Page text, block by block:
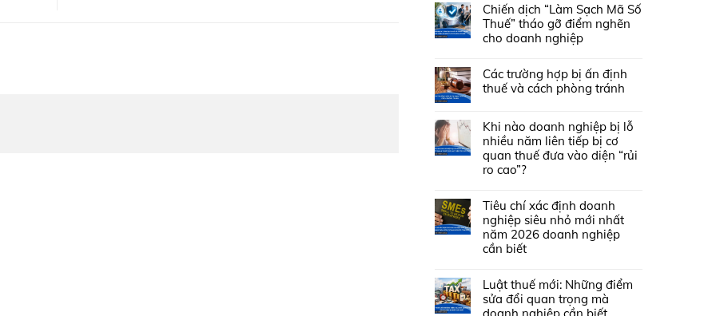
Chiến dịch “Làm Sạch Mã Số
Thuế” tháo gỡ điểm nghẽn
cho doanh nghiệp
Các trường hợp bị ấn định
thuế và cách phòng tránh
Khi nào doanh nghiệp bị lỗ
nhiều năm liên tiếp bị cơ
quan thuế đưa vào diện “rủi
ro cao”?
Tiêu chí xác định doanh
nghiệp siêu nhỏ mới nhất
năm 2026 doanh nghiệp
cần biết
Luật thuế mới: Những điểm
sửa đổi quan trọng mà